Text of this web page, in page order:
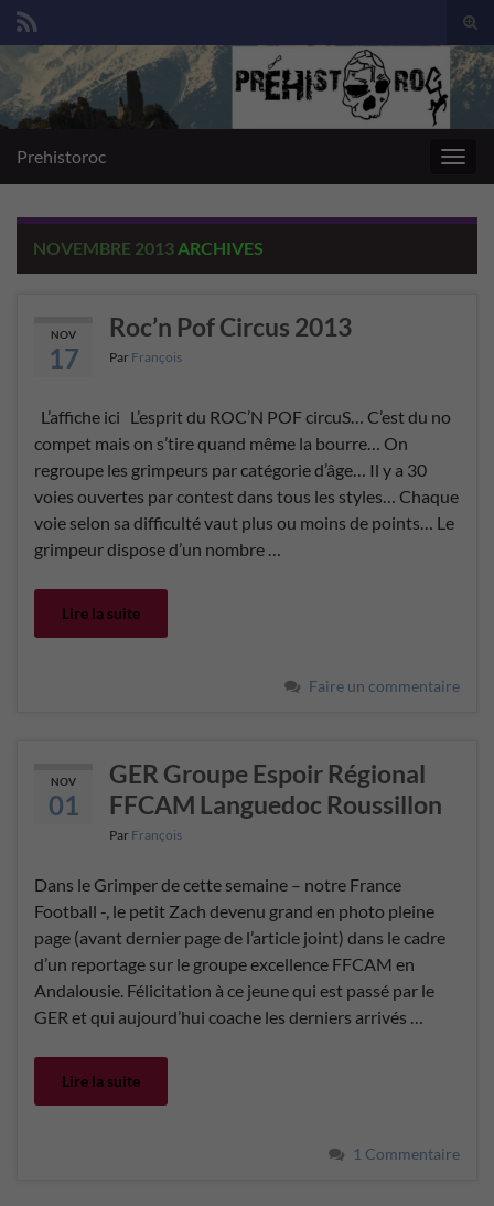
Search for:
Prehistoroc
NOVEMBRE 2013ARCHIVES
NOV
17
Roc’n Pof Circus 2013
Par François
L’affiche ici L’esprit du ROC’N POF circuS… C’est du no
compet mais on s’tire quand même la bourre… On
regroupe les grimpeurs par catégorie d’âge… Il y a 30
voies ouvertes par contest dans tous les styles… Chaque
voie selon sa difficulté vaut plus ou moins de points… Le
grimpeur dispose d’un nombre …
Lire la suite
Faire un commentaire
NOV
01
GER Groupe Espoir Régional
FFCAM Languedoc Roussillon
Par François
Dans le Grimper de cette semaine – notre France
Football -, le petit Zach devenu grand en photo pleine
page (avant dernier page de l’article joint) dans le cadre
d’un reportage sur le groupe excellence FFCAM en
Andalousie. Félicitation à ce jeune qui est passé par le
GER et qui aujourd’hui coache les derniers arrivés …
Lire la suite
1 Commentaire